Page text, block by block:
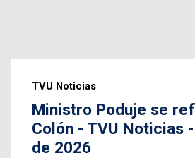
TVU Noticias
Ministro Poduje se
Colón - TVU Noticias
de 2026